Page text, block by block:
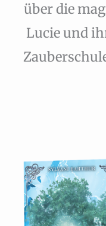
über die
Lucie und